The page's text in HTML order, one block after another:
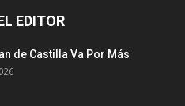
EDITOR
de Castilla Va Por Más